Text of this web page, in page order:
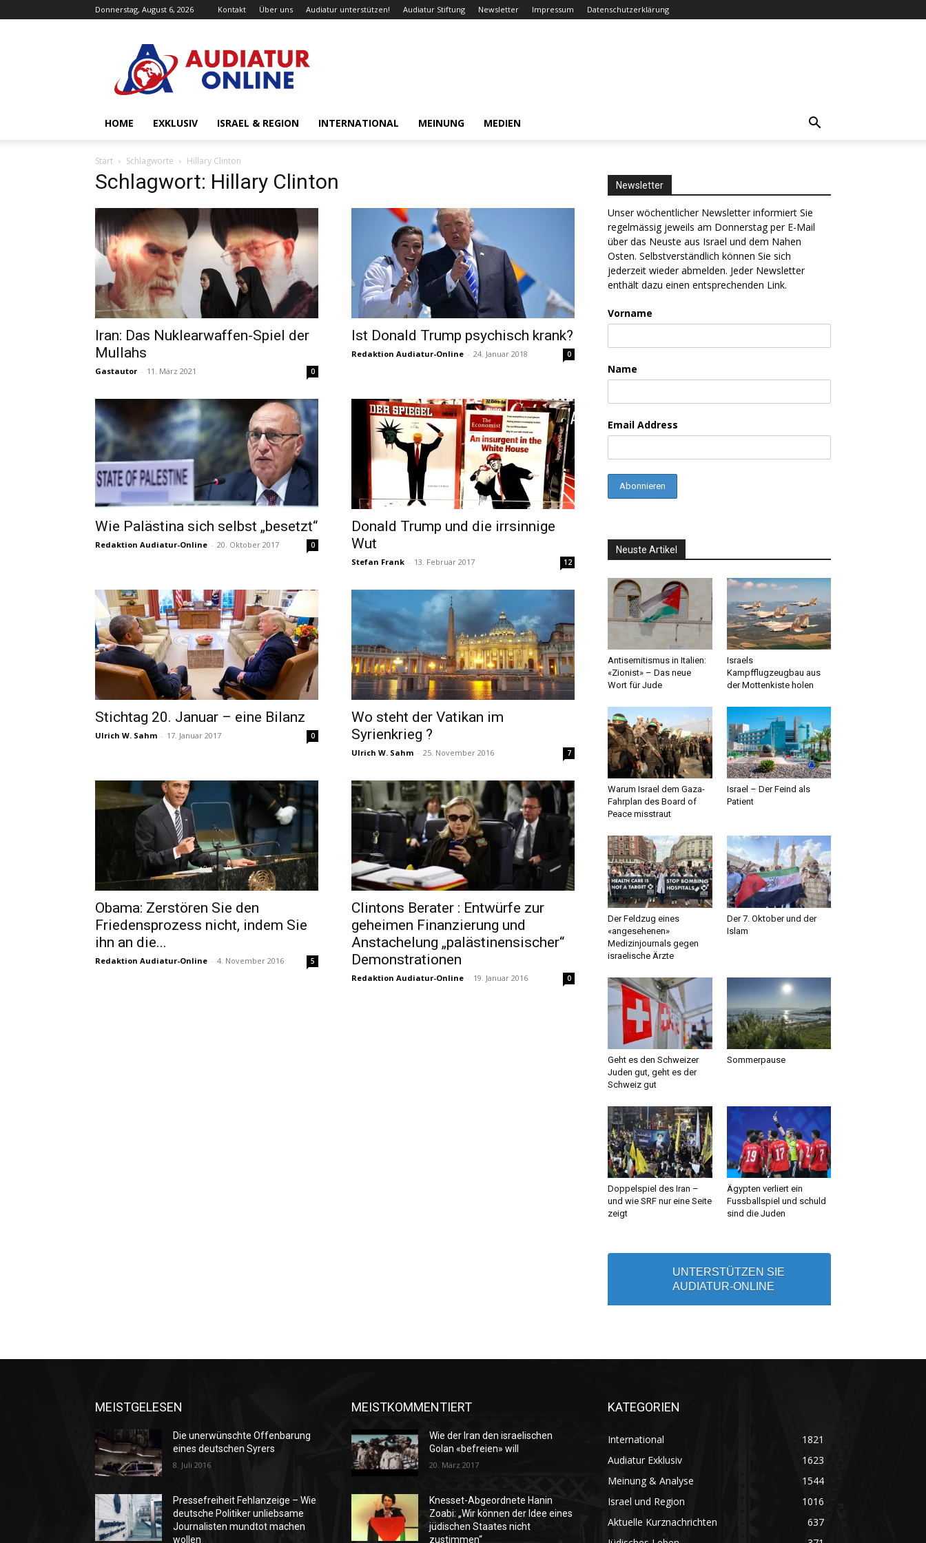
Donnerstag, August 6, 2026 Kontakt Über uns Audiatur unterstützen! Audiatur Stiftung Newsletter Impressum Datenschutzerklärung
Online
HOME EXKLUSIV ISRAEL & REGION INTERNATIONAL MEINUNG MEDIEN
Start Schlagworte Hillary Clinton
Schlagwort: Hillary Clinton
Iran: Das Nuklearwaffen-Spiel der
Mullahs
Gastautor - 11. März 2021 0
Ist Donald Trump psychisch krank?
Redaktion Audiatur-Online - 24. Januar 2018 0
Wie Palästina sich selbst „besetzt“
Redaktion Audiatur-Online - 20. Oktober 2017 0
Donald Trump und die irrsinnige
Wut
Stefan Frank - 13. Februar 2017 12
Stichtag 20. Januar – eine Bilanz
Ulrich W. Sahm - 17. Januar 2017 0
Wo steht der Vatikan im
Syrienkrieg ?
Ulrich W. Sahm - 25. November 2016 7
Obama: Zerstören Sie den
Friedensprozess nicht, indem Sie
ihn an die...
Redaktion Audiatur-Online - 4. November 2016 5
Clintons Berater : Entwürfe zur
geheimen Finanzierung und
Anstachelung „palästinensischer“
Demonstrationen
Redaktion Audiatur-Online - 19. Januar 2016 0
Newsletter
Unser wöchentlicher Newsletter informiert Sie
regelmässig jeweils am Donnerstag per E-Mail
über das Neuste aus Israel und dem Nahen
Osten. Selbstverständlich können Sie sich
jederzeit wieder abmelden. Jeder Newsletter
enthält dazu einen entsprechenden Link.
Vorname
Name
Email Address
Neuste Artikel
Antisemitismus in Italien:
«Zionist» – Das neue
Wort für Jude
Israels
Kampfflugzeugbau aus
der Mottenkiste holen
Warum Israel dem Gaza-
Fahrplan des Board of
Peace misstraut
Israel – Der Feind als
Patient
Der Feldzug eines
«angesehenen»
Medizinjournals gegen
israelische Ärzte
Der 7. Oktober und der
Islam
Geht es den Schweizer
Juden gut, geht es der
Schweiz gut
Sommerpause
Doppelspiel des Iran –
und wie SRF nur eine Seite
zeigt
Ägypten verliert ein
Fussballspiel und schuld
sind die Juden
UNTERSTÜTZEN SIE
AUDIATUR-ONLINE
MEISTGELESEN
Die unerwünschte Offenbarung
eines deutschen Syrers
8. Juli 2016
Pressefreiheit Fehlanzeige – Wie
deutsche Politiker unliebsame
Journalisten mundtot machen
wollen
MEISTKOMMENTIERT
Wie der Iran den israelischen
Golan «befreien» will
20. März 2017
Knesset-Abgeordnete Hanin
Zoabi: „Wir können der Idee eines
jüdischen Staates nicht
zustimmen“
KATEGORIEN
International
1821
Audiatur Exklusiv
1623
Meinung & Analyse
1544
Israel und Region
1016
Aktuelle Kurznachrichten
637